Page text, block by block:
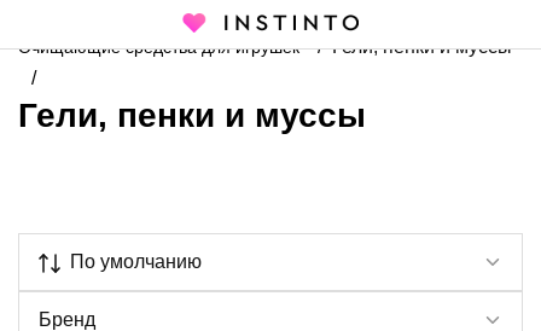
Каталог
Интимная косметика
Очищающие средства для игрушек
Гели, пенки и муссы
Гели, пенки и муссы
По умолчанию
Бренд